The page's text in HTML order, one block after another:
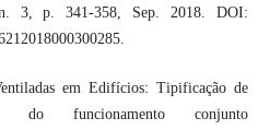
3, p. 341-358, Sep. 2018. DOI:
em Edifícios: Tipificação de
do funcionamento conjunto